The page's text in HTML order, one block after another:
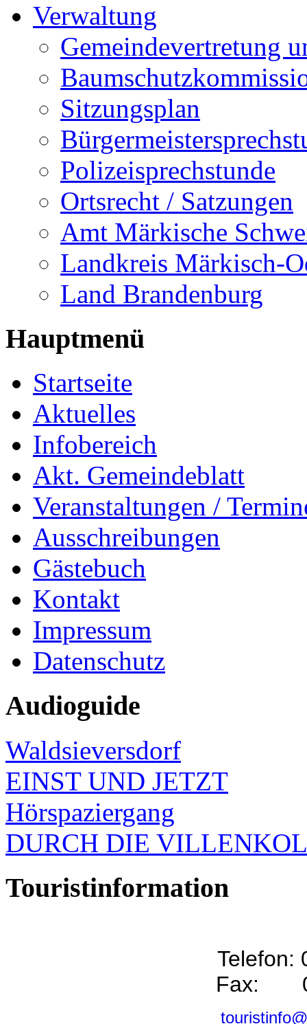
Verwaltung
Gemeindevertretung
Sitzungsplan
Polizeisprechstunde
Ortsrecht / Satzungen
Amt Märkische
Landkreis Märkisch-
Land Brandenburg
Hauptmenü
Startseite
Aktuelles
Infobereich
Akt. Gemeindeblatt
Veranstaltungen /
Ausschreibungen
Gästebuch
Kontakt
Impressum
Datenschutz
Audioguide
Waldsieversdorf
EINST UND JETZT
Hörspaziergang
DURCH DIE
Touristinformation
Telefon:
Fax: